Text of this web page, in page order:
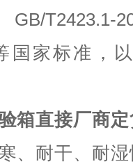
国家标准，
箱直接厂商
、耐干、耐